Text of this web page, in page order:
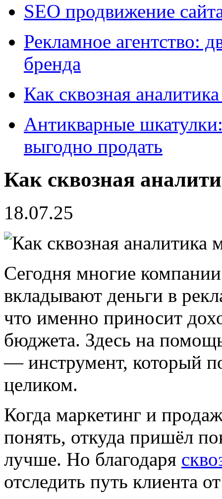
SEO продвижение
Рекламное агентство:
бренда
Как сквозная
Антикварные
выгодно продать
Как сквозная
18.07.25
Сегодня многие
вкладывают деньги в
что именно приносит
бюджета. Здесь на
— инструмент, который
целиком.
Когда маркетинг и
понять, откуда пришёл
лучше. Но благодаря
отследить путь клиента